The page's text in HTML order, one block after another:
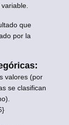
que
por la
valores (por
se clasifican